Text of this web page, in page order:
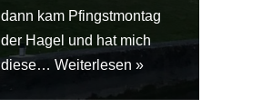
dann kam Pfingstmontag
der Hagel und hat mich
diese… Weiterlesen »